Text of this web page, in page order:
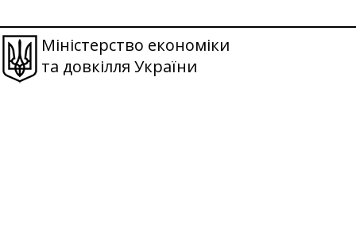
Міністерство економіки
та довкілля України